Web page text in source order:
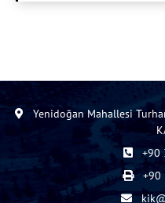
Yenidoğan Mahallesi
+90
+90